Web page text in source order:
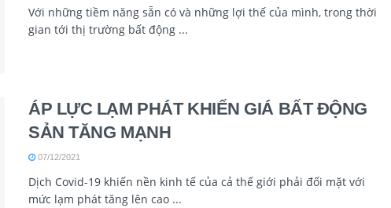
Với những tiềm năng sẵn có và những lợi thế của mình, trong thời
gian tới thị trường bất động ...
ÁP LỰC LẠM PHÁT KHIẾN GIÁ BẤT ĐỘNG
SẢN TĂNG MẠNH
07/12/2021
Dịch Covid-19 khiến nền kinh tế của cả thế giới phải đối mặt với
mức lạm phát tăng lên cao ...